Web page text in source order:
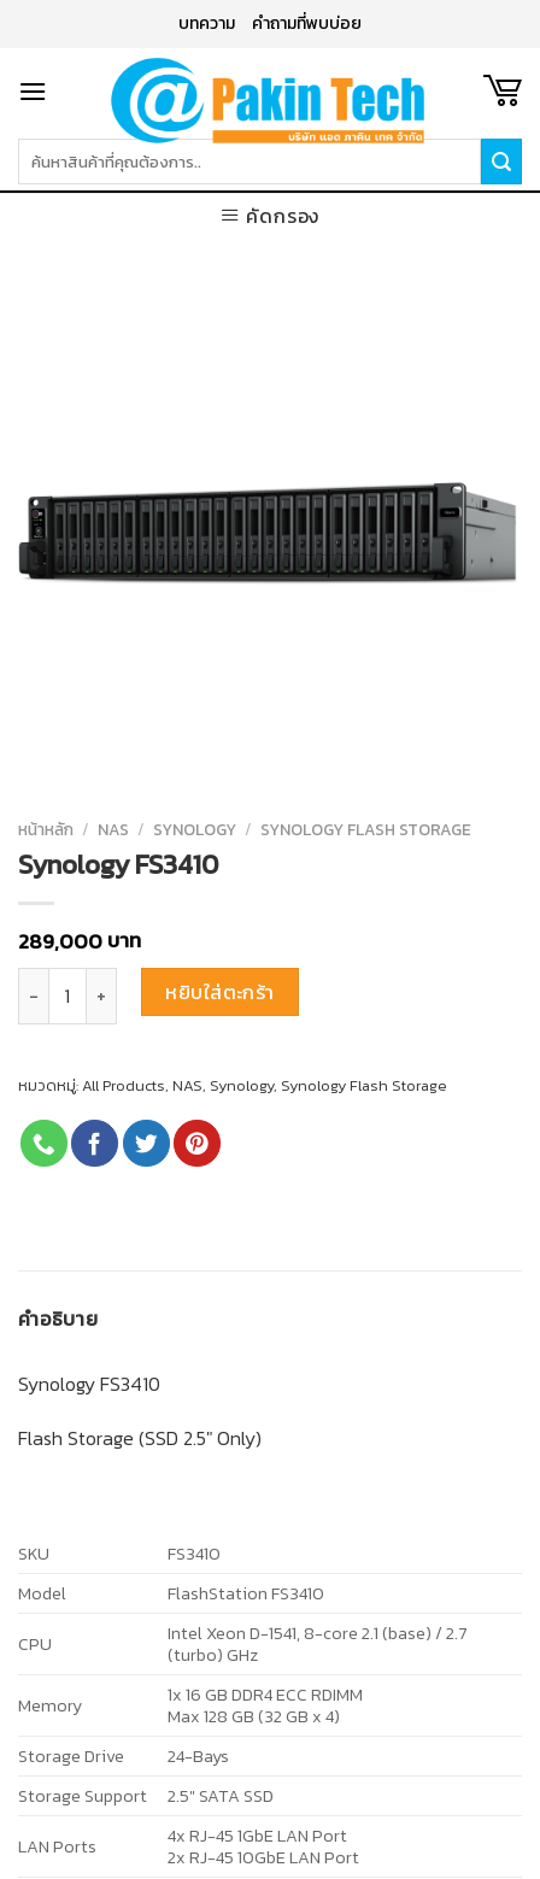
บทความ คำถามที่พบบ่อย
คัดกรอง
หน้าหลัก / NAS / SYNOLOGY / SYNOLOGY FLASH STORAGE
Synology FS3410
289,000บาท
จำนวน Synology FS3410 ชิ้นหยิบใส่ตะกร้า
หมวดหมู่:All Products, NAS, Synology, Synology Flash Storage
คำอธิบาย
Synology FS3410
Flash Storage (SSD 2.5″ Only)
SKU
FS3410
Model
FlashStation FS3410
CPU
Intel Xeon D-1541, 8-core 2.1 (base) / 2.7
(turbo) GHz
Memory
1x 16 GB DDR4 ECC RDIMM
Max 128 GB (32 GB x 4)
Storage Drive
24-Bays
Storage Support
2.5″ SATA SSD
LAN Ports
4x RJ-45 1GbE LAN Port
2x RJ-45 10GbE LAN Port